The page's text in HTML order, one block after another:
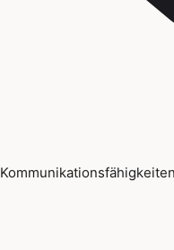
Kommunikationsfähigkeiten